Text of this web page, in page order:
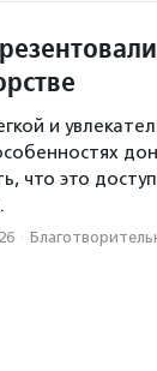
и
что это
·